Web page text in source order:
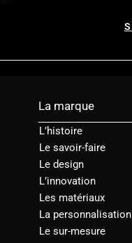
La marque
L’histoire
Le savoir-faire
Le design
L’innovation
Les matériaux
La personnalisation
Le sur-mesure